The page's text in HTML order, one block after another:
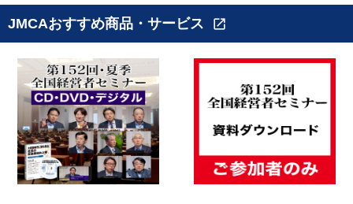
JMCAおすすめ商品・サービス open_in_new